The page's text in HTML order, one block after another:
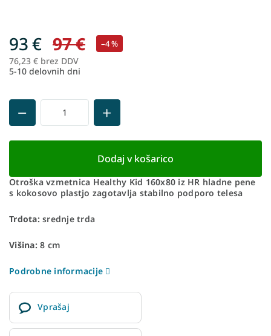
97 € –4 %
93 €
76,23 € brez DDV
5-10 delovnih dni
Dodaj v košarico
Otroška vzmetnica Healthy Kid 160x80 iz HR hladne pene
s kokosovo plastjo zagotavlja stabilno podporo telesa
Trdota:srednje trda
Višina:8 cm
Podrobne informacije
Vprašaj